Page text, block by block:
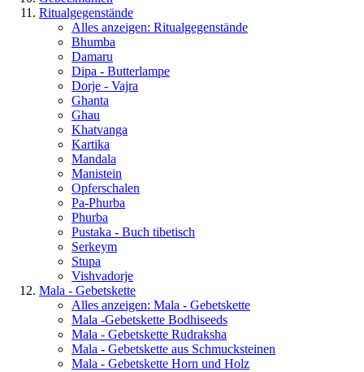
Ritualgegenstände
Alles anzeigen: Ritualgegenstände
Bhumba
Damaru
Dipa - Butterlampe
Dorje - Vajra
Ghanta
Ghau
Khatvanga
Kartika
Mandala
Manistein
Opferschalen
Pa-Phurba
Phurba
Pustaka - Buch tibetisch
Serkeym
Stupa
Vishvadorje
Mala - Gebetskette
Alles anzeigen: Mala - Gebetskette
Mala -Gebetskette Bodhiseeds
Mala - Gebetskette Rudraksha
Mala - Gebetskette aus Schmucksteinen
Mala - Gebetskette Horn und Holz